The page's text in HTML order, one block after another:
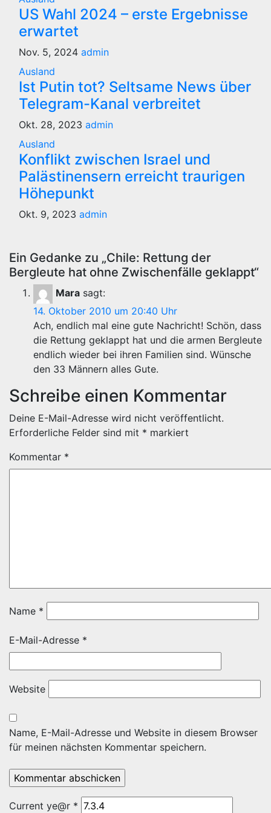
US Wahl 2024 – erste Ergebnisse
erwartet
Nov. 5, 2024 admin
Ausland
Ist Putin tot? Seltsame News über
Telegram-Kanal verbreitet
Okt. 28, 2023 admin
Ausland
Konflikt zwischen Israel und
Palästinensern erreicht traurigen
Höhepunkt
Okt. 9, 2023 admin
Ein Gedanke zu „Chile: Rettung der
Bergleute hat ohne Zwischenfälle geklappt“
Mara sagt:
14. Oktober 2010 um 20:40 Uhr
Ach, endlich mal eine gute Nachricht! Schön, dass
die Rettung geklappt hat und die armen Bergleute
endlich wieder bei ihren Familien sind. Wünsche
den 33 Männern alles Gute.
Schreibe einen Kommentar
Deine E-Mail-Adresse wird nicht veröffentlicht.
Erforderliche Felder sind mit * markiert
Kommentar *
Name *
E-Mail-Adresse *
Website
Name, E-Mail-Adresse und Website in diesem Browser
für meinen nächsten Kommentar speichern.
Current ye@r *